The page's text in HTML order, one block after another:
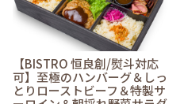
【BISTRO 恒良創/熨斗対応
可】至極のハンバーグ＆しっ
とりローストビーフ＆特製サ